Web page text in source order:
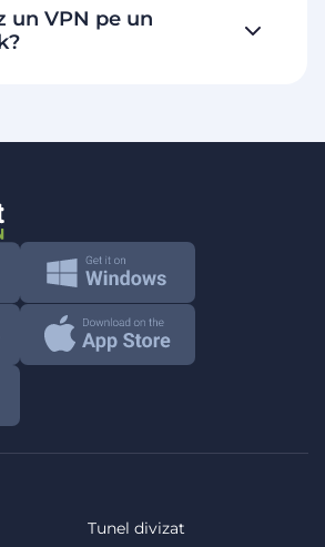
un VPN pe un
Tunel divizat